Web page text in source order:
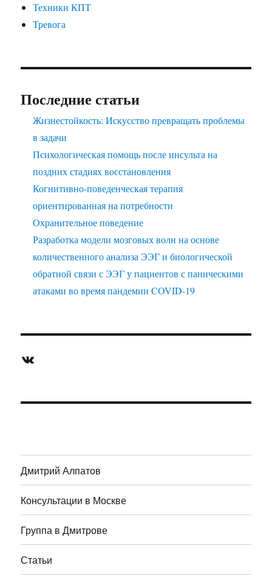
Техники КПТ
Тревога
Последние статьи
Жизнестойкость: Искусство превращать проблемы
в задачи
Психологическая помощь после инсульта на
поздних стадиях восстановления
Когнитивно-поведенческая терапия
ориентированная на потребности
Охранительное поведение
Разработка модели мозговых волн на основе
количественного анализа ЭЭГ и биологической
обратной связи с ЭЭГ у пациентов с паническими
атаками во время пандемии COVID-19
ВКонтакте
Дмитрий Алпатов
Консультации в Москве
Группа в Дмитрове
Статьи